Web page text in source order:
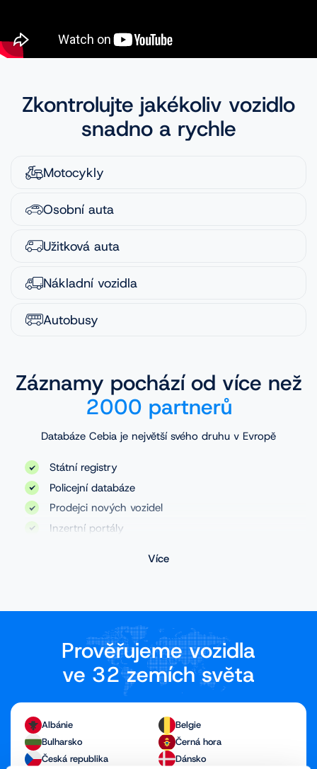
Zkontrolujte jakékoliv vozidlo
snadno a rychle
Motocykly
Osobní auta
Užitková auta
Nákladní vozidla
Autobusy
Záznamy pochází od více než
2000 partnerů
Databáze Cebia je největší svého druhu v Evropě
Státní registry
Policejní databáze
Prodejci nových vozidel
Inzertní portály
Databáze pojištoven
Leasingové společnosti
Autobazary
Více
Prověřujeme vozidla
ve 32 zemích světa
Albánie
Belgie
Bulharsko
Černá hora
Česká republika
Dánsko